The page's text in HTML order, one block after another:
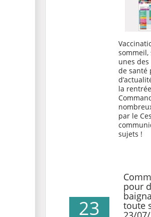
sommeil,
unes
de santé
la
par le
sujets !
pour
toute
23